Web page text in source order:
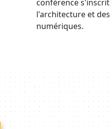
conférence
l'architecture et
numériques.